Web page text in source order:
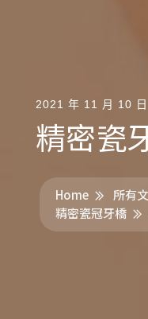
2021 年 11 月 10 日
精密瓷
Home 所有
精密瓷冠牙橋